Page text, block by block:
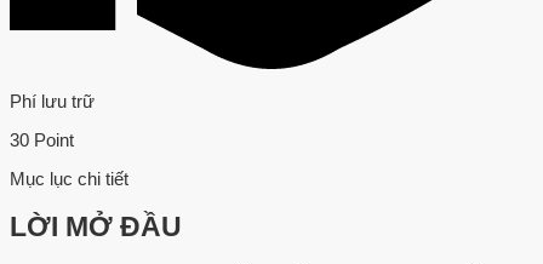
Phí lưu trữ
30 Point
Mục lục chi tiết
LỜI MỞ ĐẦU